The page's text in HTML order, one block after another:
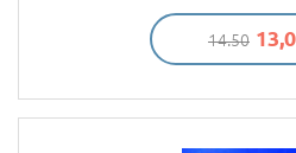
14.50